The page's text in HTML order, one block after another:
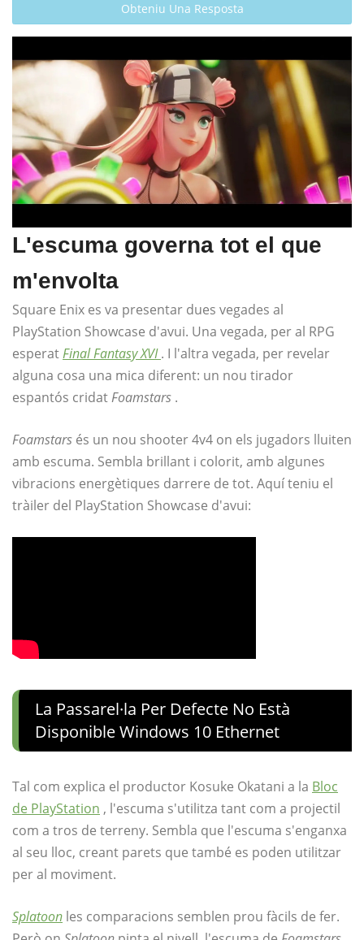
Obteniu Una Resposta
L'escuma governa tot el que
m'envolta
Square Enix es va presentar dues vegades al
PlayStation Showcase d'avui. Una vegada, per al RPG
esperatFinal Fantasy XVI . I l'altra vegada, per revelar
alguna cosa una mica diferent: un nou tirador
espantós cridatFoamstars .
Foamstars és un nou shooter 4v4 on els jugadors lluiten
amb escuma. Sembla brillant i colorit, amb algunes
vibracions energètiques darrere de tot. Aquí teniu el
tràiler del PlayStation Showcase d'avui:
La Passarel·la Per Defecte No Està
Disponible Windows 10 Ethernet
Tal com explica el productor Kosuke Okatani a la Bloc
de PlayStation , l'escuma s'utilitza tant com a projectil
com a tros de terreny. Sembla que l'escuma s'enganxa
al seu lloc, creant parets que també es poden utilitzar
per al moviment.
Splatoon les comparacions semblen prou fàcils de fer.